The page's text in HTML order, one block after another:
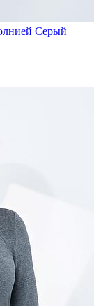
Серый